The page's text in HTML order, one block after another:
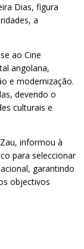
Dias, figura
a
ao Cine
angolana,
e modernização.
devendo o
culturais e
informou à
para seleccionar
garantindo
objectivos